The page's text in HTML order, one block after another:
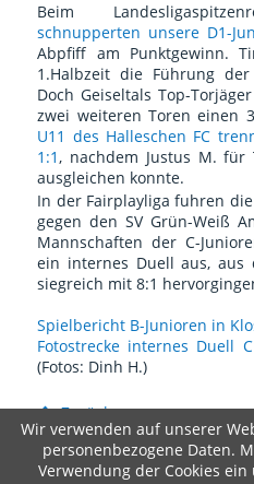
Wir verwenden auf unserer
personenbezogene Daten.
Verwendung der Cookies
Beim
schnupperten unsere D1-
Abpfiff am Punktgewinn.
1.Halbzeit die Führung
Doch Geiseltals Top-
zwei weiteren Toren einen
U11 des Halleschen FC
1:1, nachdem Justus M. für
ausgleichen konnte.
In der Fairplayliga fuhren
gegen den SV Grün-Weiß
Mannschaften der C-
ein internes Duell aus, aus
siegreich mit 8:1
Spielbericht B-Junioren in
Fotostrecke internes Duell
(Fotos: Dinh H.)
Zurück
Copyright © 2020 Turbine